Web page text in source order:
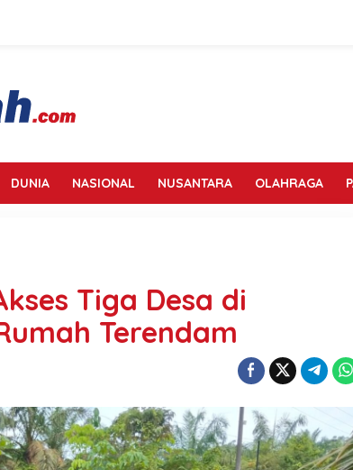
DUNIA NASIONAL NUSANTARA OLAHRAGA
Tiga Desa di
Terendam